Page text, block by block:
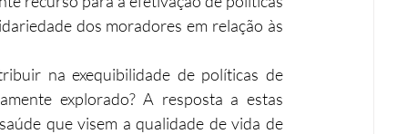
dos moradores em relação às
na exequibilidade de políticas de
explorado? A resposta a estas
que visem a qualidade de vida de